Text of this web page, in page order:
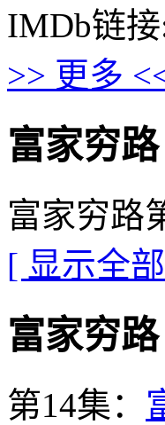
IMDb链接
>> 更多
富家穷路
富家穷路
[ 显示全
富家穷路
第14集：